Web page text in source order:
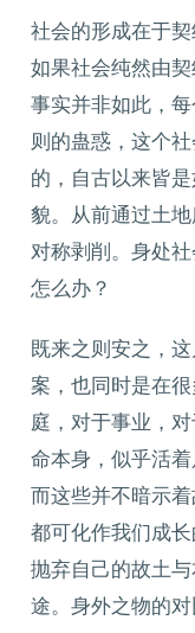
社会的形成在于契
如果社会纯然由
事实并非如此，
则的蛊惑，这个
的，自古以来皆
貌。从前通过土
对称剥削。身处
怎么办？
既来之则安之，
案，也同时是在
庭，对于事业，
命本身，似乎活
而这些并不暗示
都可化作我们成
抛弃自己的故土
途。身外之物的